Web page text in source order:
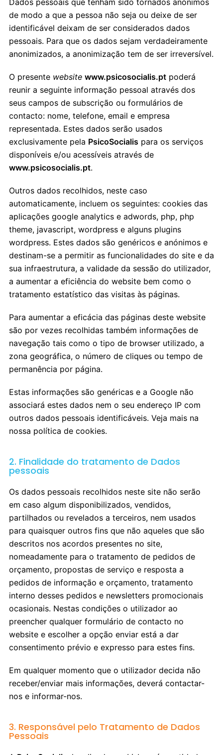
Dados pessoais que tenham sido tornados anónimos
de modo a que a pessoa não seja ou deixe de ser
identificável deixam de ser considerados dados
pessoais. Para que os dados sejam verdadeiramente
anonimizados, a anonimização tem de ser irreversível.
O presente website www.psicosocialis.pt poderá
reunir a seguinte informação pessoal através dos
seus campos de subscrição ou formulários de
contacto: nome, telefone, email e empresa
representada. Estes dados serão usados
exclusivamente pela PsicoSocialis para os serviços
disponíveis e/ou acessíveis através de
www.psicosocialis.pt.
Outros dados recolhidos, neste caso
automaticamente, incluem os seguintes: cookies das
aplicações google analytics e adwords, php, php
theme, javascript, wordpress e alguns plugins
wordpress. Estes dados são genéricos e anónimos e
destinam-se a permitir as funcionalidades do site e da
sua infraestrutura, a validade da sessão do utilizador,
a aumentar a eficiência do website bem como o
tratamento estatístico das visitas às páginas.
Para aumentar a eficácia das páginas deste website
são por vezes recolhidas também informações de
navegação tais como o tipo de browser utilizado, a
zona geográfica, o número de cliques ou tempo de
permanência por página.
Estas informações são genéricas e a Google não
associará estes dados nem o seu endereço IP com
outros dados pessoais identificáveis. Veja mais na
nossa política de cookies.
2. Finalidade do tratamento de Dados
pessoais
Os dados pessoais recolhidos neste site não serão
em caso algum disponibilizados, vendidos,
partilhados ou revelados a terceiros, nem usados
para quaisquer outros fins que não aqueles que são
descritos nos acordos presentes no site,
nomeadamente para o tratamento de pedidos de
orçamento, propostas de serviço e resposta a
pedidos de informação e orçamento, tratamento
interno desses pedidos e newsletters promocionais
ocasionais. Nestas condições o utilizador ao
preencher qualquer formulário de contacto no
website e escolher a opção enviar está a dar
consentimento prévio e expresso para estes fins.
Em qualquer momento que o utilizador decida não
receber/enviar mais informações, deverá contactar-
nos e informar-nos.
3. Responsável pelo Tratamento de Dados
Pessoais